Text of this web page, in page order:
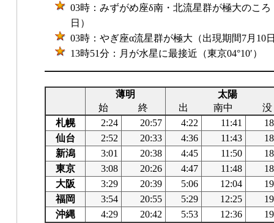
03時：みずがめ座δ南・北流星群が極大のころ
日）
03時：やぎ座α流星群が極大（出現期間7月10
13時51分：月が水星に最接近（東京04°10′）
薄明
太陽
始
終 出 南中
没
札幌
2:24 20:57 4:22 11:41
仙台
2:52 20:33 4:36 11:43
新潟
3:01 20:38 4:45 11:50
東京
3:08 20:26 4:47 11:48
大阪
3:29 20:39 5:06 12:04
福岡
3:54 20:55 5:29 12:25
沖縄
4:29 20:42 5:53 12:36